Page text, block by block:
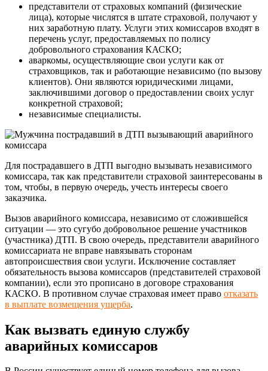
представители от страховых компаний (физические
лица), которые числятся в штате страховой, получают у
них заработную плату. Услуги этих комиссаров входят в
перечень услуг, предоставляемых по полису
добровольного страхования КАСКО;
аваркомы, осуществляющие свои услуги как от
страховщиков, так и работающие независимо (по вызову
клиентов). Они являются юридическими лицами,
заключившими договор о предоставлении своих услуг
конкретной страховой;
независимые специалисты.
Для пострадавшего в ДТП выгодно вызывать независимого
комиссара, так как представители страховой заинтересованы в
том, чтобы, в первую очередь, учесть интересы своего
заказчика.
Вызов аварийного комиссара, независимо от сложившейся
ситуации — это сугубо добровольное решение участников
(участника) ДТП. В свою очередь, представители аварийного
комиссариата не вправе навязывать сторонам
автопроисшествия свои услуги. Исключение составляет
обязательность вызова комиссаров (представителей страховой
компании), если это прописано в договоре страхования
КАСКО. В противном случае страховая имеет право отказать
в выплате возмещения ущерба.
Как вызвать единую службу
аварийных комиссаров